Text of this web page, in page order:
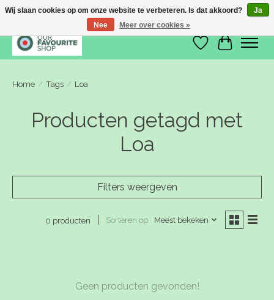
Verlanglijst
Home / Tags / Loa
Producten getagd met
Loa
Filters weergeven
0 producten Sorteren op Meest bekeken
Geen producten gevonden!
Wij slaan cookies op om onze website te verbeteren. Is dat akkoord?
Ja
Nee
Meer over cookies »